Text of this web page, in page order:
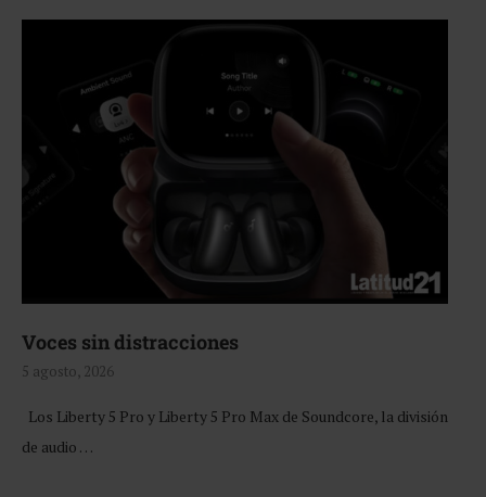
Voces sin distracciones
5 agosto, 2026
Los Liberty 5 Pro y Liberty 5 Pro Max de Soundcore, la división
de audio …